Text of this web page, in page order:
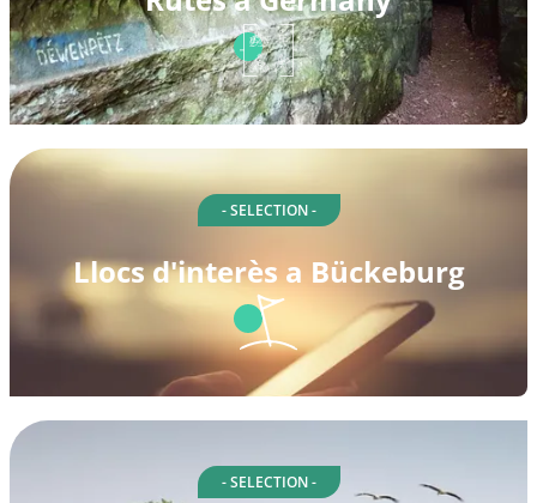
- SELECTION -
Llocs d'interès a Bückeburg
- SELECTION -